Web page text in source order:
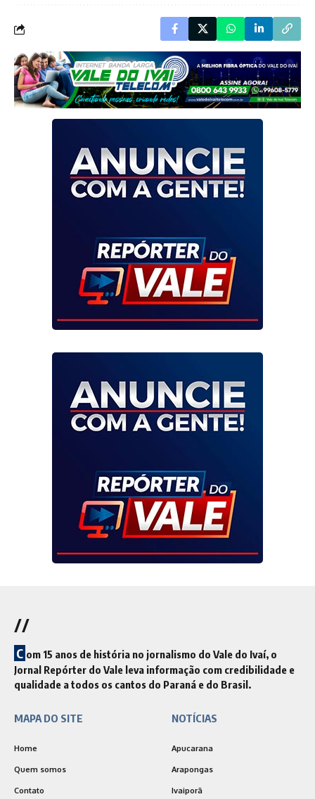
//
C om 15 anos de história no jornalismo do Vale do Ivaí, o
Jornal Repórter do Vale leva informação com credibilidade e
qualidade a todos os cantos do Paraná e do Brasil.
MAPA DO SITE
Home
Quem somos
Contato
NOTÍCIAS
Apucarana
Arapongas
Ivaiporã